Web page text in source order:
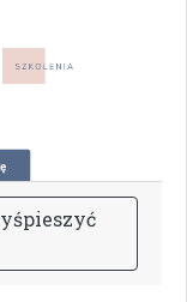
yśpieszyć